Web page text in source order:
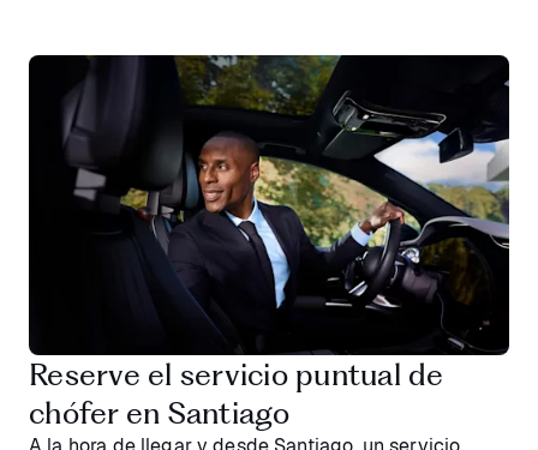
Reserve el servicio puntual de
chófer en Santiago